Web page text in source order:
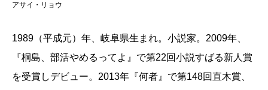
アサイ・リョウ
1989（平成元）年、岐阜県生まれ。小説家。2009年、
『桐島、部活やめるってよ』で第22回小説すばる新人賞
を受賞しデビュー。2013年『何者』で第148回直木賞、